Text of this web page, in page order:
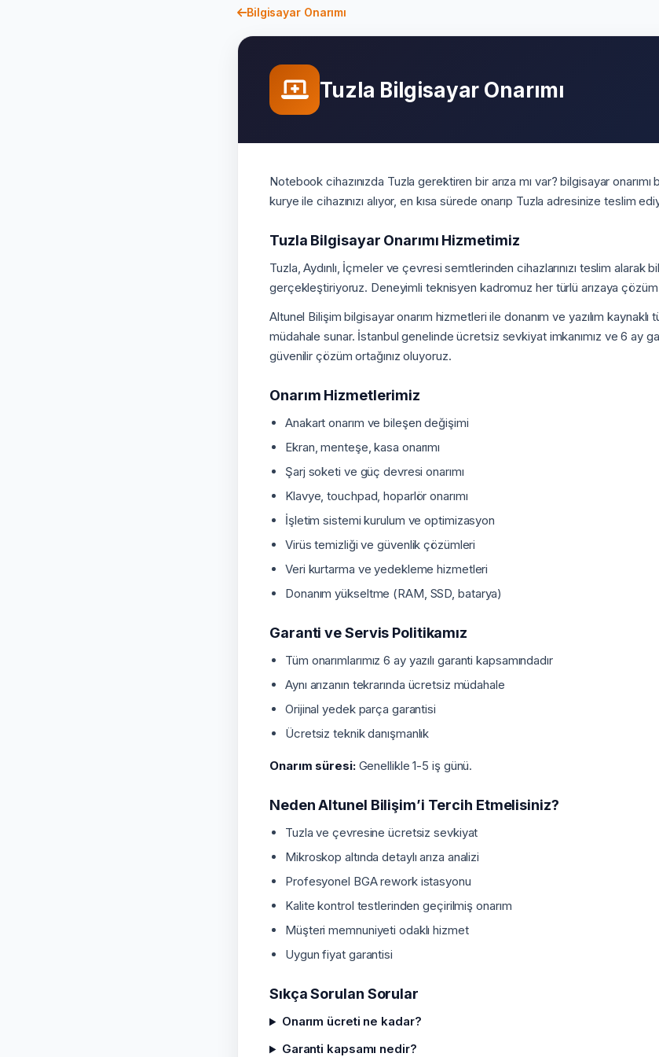
Bilgisayar Onarımı
Tuzla Bilgisayar Onarımı
Notebook cihazınızda Tuzla gerektiren bir arıza mı var? bilgisayar
kurye ile cihazınızı alıyor, en kısa sürede onarıp Tuzla adresinize teslim
Tuzla Bilgisayar Onarımı Hizmetimiz
Tuzla, Aydınlı, İçmeler ve çevresi semtlerinden cihazlarınızı teslim alarak
gerçekleştiriyoruz. Deneyimli teknisyen kadromuz her türlü arızaya
Altunel Bilişim bilgisayar onarım hizmetleri ile donanım ve yazılım kaynaklı
müdahale sunar. İstanbul genelinde ücretsiz sevkiyat imkanımız ve 6 ay
güvenilir çözüm ortağınız oluyoruz.
Onarım Hizmetlerimiz
Anakart onarım ve bileşen değişimi
Ekran, menteşe, kasa onarımı
Şarj soketi ve güç devresi onarımı
Klavye, touchpad, hoparlör onarımı
İşletim sistemi kurulum ve optimizasyon
Virüs temizliği ve güvenlik çözümleri
Veri kurtarma ve yedekleme hizmetleri
Donanım yükseltme (RAM, SSD, batarya)
Garanti ve Servis Politikamız
Tüm onarımlarımız 6 ay yazılı garanti kapsamındadır
Aynı arızanın tekrarında ücretsiz müdahale
Orijinal yedek parça garantisi
Ücretsiz teknik danışmanlık
Onarım süresi:Genellikle 1-5 iş günü.
Neden Altunel Bilişim’i Tercih Etmelisiniz?
Tuzla ve çevresine ücretsiz sevkiyat
Mikroskop altında detaylı arıza analizi
Profesyonel BGA rework istasyonu
Kalite kontrol testlerinden geçirilmiş onarım
Müşteri memnuniyeti odaklı hizmet
Uygun fiyat garantisi
Sıkça Sorulan Sorular
Onarım ücreti ne kadar?
Garanti kapsamı nedir?